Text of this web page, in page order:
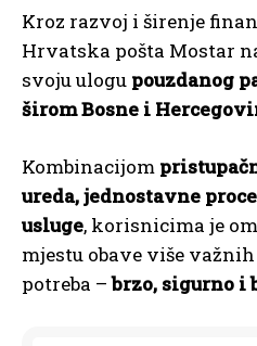
Kroz razvoj i širenje
Hrvatska pošta Mostar
svoju ulogu pouzdanog
širom Bosne i
Kombinacijom
ureda, jednostavne
usluge, korisnicima je
mjestu obave više
potreba –brzo, sigurno i